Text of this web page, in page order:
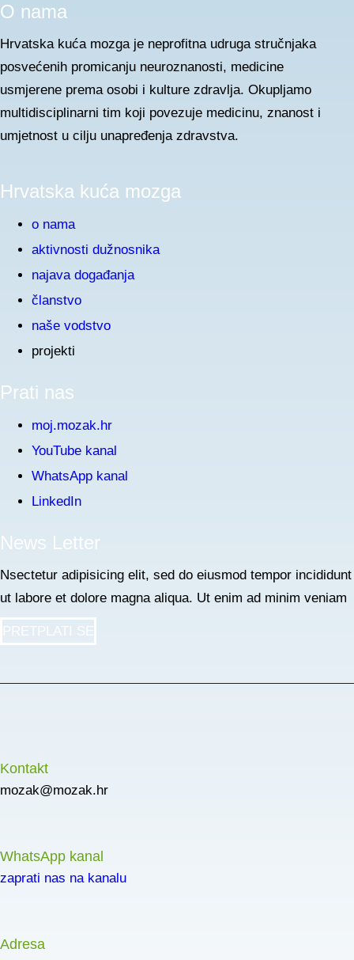
O nama
Hrvatska kuća mozga je neprofitna udruga stručnjaka
posvećenih promicanju neuroznanosti, medicine
usmjerene prema osobi i kulture zdravlja. Okupljamo
multidisciplinarni tim koji povezuje medicinu, znanost i
umjetnost u cilju unapređenja zdravstva.
Hrvatska kuća mozga
o nama
aktivnosti dužnosnika
najava događanja
članstvo
naše vodstvo
projekti
Prati nas
moj.mozak.hr
YouTube kanal
WhatsApp kanal
LinkedIn
News Letter
Nsectetur adipisicing elit, sed do eiusmod tempor incididunt
ut labore et dolore magna aliqua. Ut enim ad minim veniam
PRETPLATI SE
Kontakt
mozak@mozak.hr
WhatsApp kanal
zaprati nas na kanalu
Adresa